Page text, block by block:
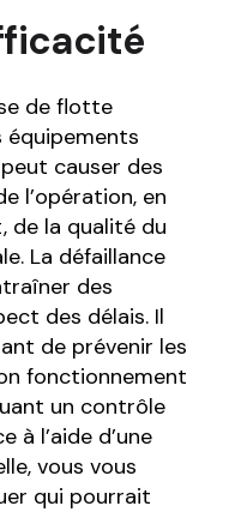
de flotte
équipements
causer des
l’opération, en
de la qualité du
La défaillance
des
des délais. Il
de prévenir les
fonctionnement
un contrôle
à l’aide d’une
vous vous
qui pourrait